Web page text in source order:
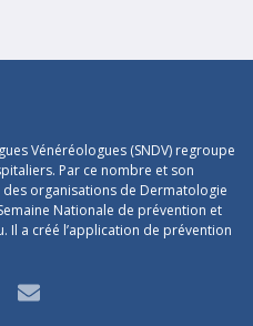
Vénéréologues (SNDV) regroupe
Par ce nombre et son
organisations de Dermatologie
Nationale de prévention et
Il a créé l’application de prévention